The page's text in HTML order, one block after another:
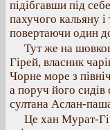
підібгавши під
пахучого кальяну
повертаючи один
Тут же на
Гірей, власник
Чорне море з
а поруч його
султана Аслан-
Це хан Мурат-